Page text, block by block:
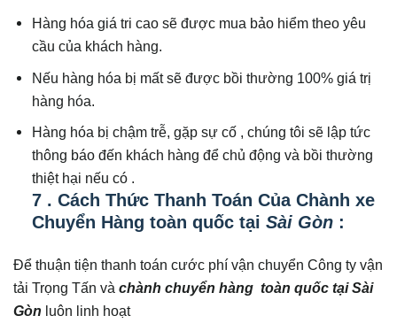
Hàng hóa giá tri cao sẽ được mua bảo hiểm theo yêu
cầu của khách hàng.
Nếu hàng hóa bị mất sẽ được bồi thường 100% giá trị
hàng hóa.
Hàng hóa bị chậm trễ, gặp sự cố , chúng tôi sẽ lập tức
thông báo đến khách hàng để chủ động và bồi thường
thiệt hại nếu có .
7 . Cách Thức Thanh Toán Của Chành xe
Chuyển Hàng toàn quốc tạiSài Gòn :
Để thuận tiện thanh toán cước phí vận chuyển Công ty vận
tải Trọng Tấn và chành chuyển hàng toàn quốc tại Sài
Gòn luôn linh hoạt